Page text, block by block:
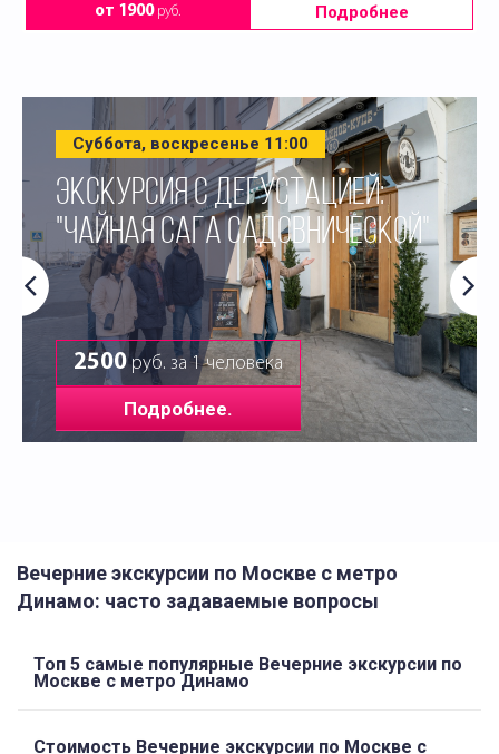
от 1900руб. Подробнее
Суббота, воскресенье 11:00
ЭКСКУРСИЯ С ДЕГУСТАЦИЕЙ:
"ЧАЙНАЯ САГА САДОВНИЧЕСКОЙ"
2500руб. за 1 человека
Подробнее.
Вечерние экскурсии по Москве с метро
Динамо: часто задаваемые вопросы
Топ 5 самые популярные Вечерние экскурсии по
Москве с метро Динамо
Стоимость Вечерние экскурсии по Москве с